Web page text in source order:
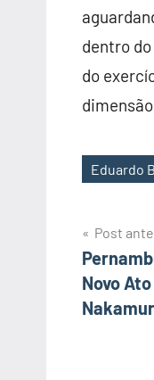
dentro
do
Tags
Eduardo
de
Post
Novo